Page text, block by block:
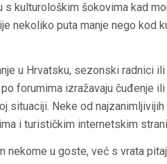
kulturološkim šokovima kad
nekoliko puta manje nego kod
u Hrvatsku, sezonski radnici
forumima izražavaju čuđenje
situaciji. Neke od najzanimljivijih
i turističkim internetskim
nekome u goste, već s vrata